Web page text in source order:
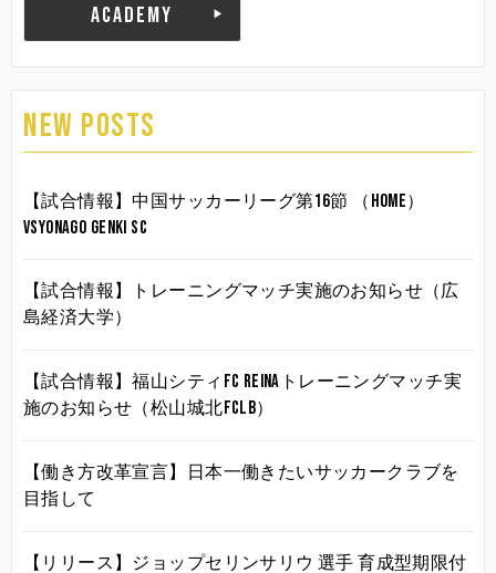
ACADEMY
NEW POSTS
【試合情報】中国サッカーリーグ第16節 （HOME）
vsYonago Genki SC
【試合情報】トレーニングマッチ実施のお知らせ（広
島経済大学）
【試合情報】福山シティFC Reinaトレーニングマッチ実
施のお知らせ（松山城北FCLB）
【働き方改革宣言】日本一働きたいサッカークラブを
目指して
【リリース】ジョップセリンサリウ 選手 育成型期限付